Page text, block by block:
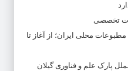
تخصصی
محلی ایران؛ از آغاز تا
پارک علم و فناوری گیلان